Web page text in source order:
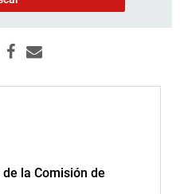
la Comisión de